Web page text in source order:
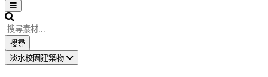
Open
sidebar
Search
搜尋
淡水校園建築物